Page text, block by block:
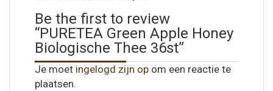
Be the first to review
“PURETEA Green Apple Honey
Biologische Thee 36st”
Je moet ingelogd zijn op om een reactie te
plaatsen.